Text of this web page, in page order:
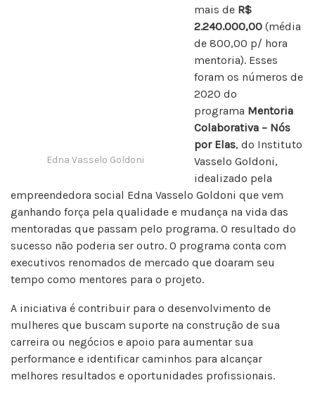
Edna Vasselo Goldoni
mais de R$
2.240.000,00 (média
de 800,00 p/ hora
mentoria). Esses
foram os números de
2020 do
programa Mentoria
Colaborativa – Nós
por Elas, do Instituto
Vasselo Goldoni,
idealizado pela
empreendedora social Edna Vasselo Goldoni que vem
ganhando força pela qualidade e mudança na vida das
mentoradas que passam pelo programa. O resultado do
sucesso não poderia ser outro. O programa conta com
executivos renomados de mercado que doaram seu
tempo como mentores para o projeto.
A iniciativa é contribuir para o desenvolvimento de
mulheres que buscam suporte na construção de sua
carreira ou negócios e apoio para aumentar sua
performance e identificar caminhos para alcançar
melhores resultados e oportunidades profissionais.